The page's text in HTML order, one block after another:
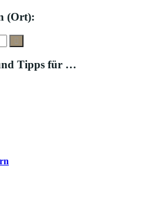
(Ort):
Suchen
Tipps für …